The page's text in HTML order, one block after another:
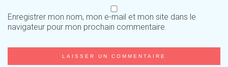
Enregistrer mon nom, mon e-mail et mon site dans le
navigateur pour mon prochain commentaire.